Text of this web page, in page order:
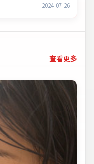
2024-07-26
查看更多